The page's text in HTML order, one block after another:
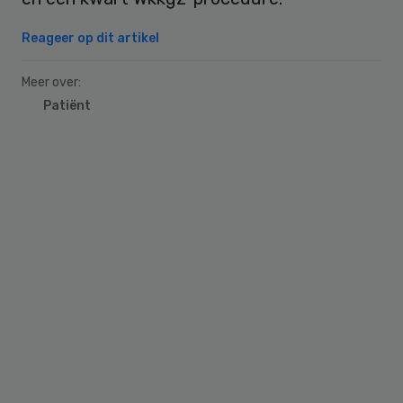
Reageer op dit artikel
Meer over:
Patiënt